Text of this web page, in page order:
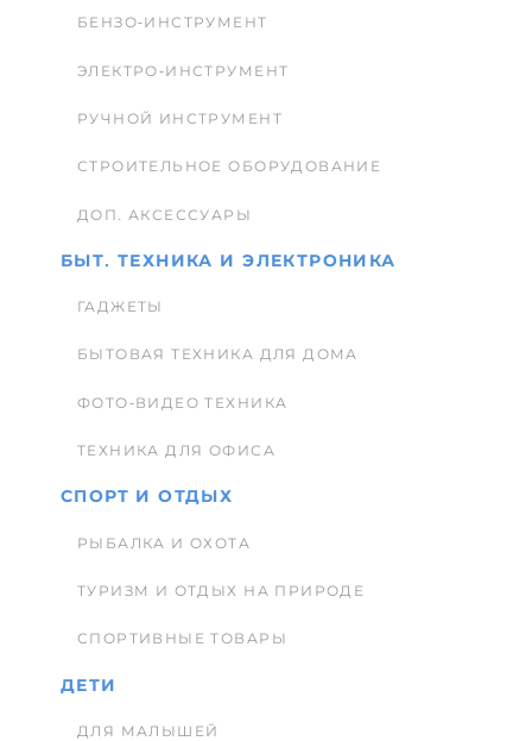
БЕНЗО-ИНСТРУМЕНТ
ЭЛЕКТРО-ИНСТРУМЕНТ
РУЧНОЙ ИНСТРУМЕНТ
СТРОИТЕЛЬНОЕ ОБОРУДОВАНИЕ
ДОП. АКСЕССУАРЫ
БЫТ. ТЕХНИКА И ЭЛЕКТРОНИКА
ГАДЖЕТЫ
БЫТОВАЯ ТЕХНИКА ДЛЯ ДОМА
ФОТО-ВИДЕО ТЕХНИКА
ТЕХНИКА ДЛЯ ОФИСА
СПОРТ И ОТДЫХ
РЫБАЛКА И ОХОТА
ТУРИЗМ И ОТДЫХ НА ПРИРОДЕ
СПОРТИВНЫЕ ТОВАРЫ
ДЕТИ
ДЛЯ МАЛЫШЕЙ